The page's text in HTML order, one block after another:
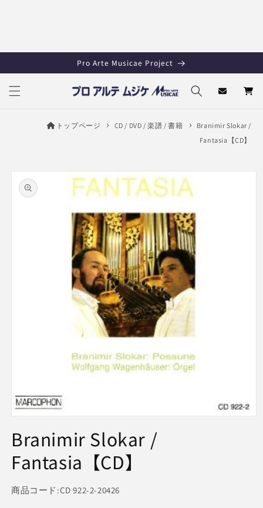
Pro Arte Musicae Project
カ
ー
トップページ CD / DVD / 楽譜 / 書籍
Branimir Slokar /
Fantasia【CD】
商品情
報にス
キップ
ダ
で
デ
ィ
Branimir Slokar /
Fantasia【CD】
商品コード:CD 922-2-20426